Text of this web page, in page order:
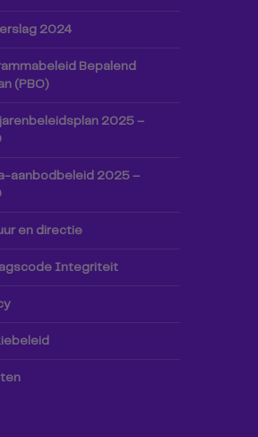
2024
Bepalend
(PBO)
2025 –
aanbodbeleid 2025 –
en directie
Integriteit